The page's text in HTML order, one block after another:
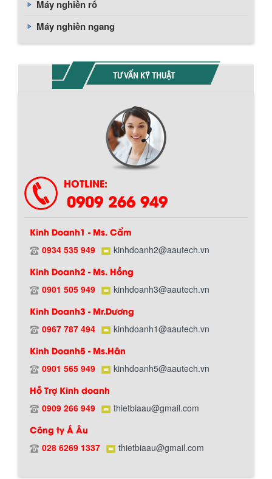
Máy nghiền rổ
Máy nghiền ngang
TƯ VẤN KỸ THUẬT
HOTLINE:
0909 266 949
Kinh Doanh1 - Ms. Cẩm
0934 535 949 kinhdoanh2@aautech.vn
Kinh Doanh2 - Ms. Hồng
0901 505 949 kinhdoanh3@aautech.vn
Kinh Doanh3 - Mr.Dương
0967 787 494 kinhdoanh1@aautech.vn
Kinh Doanh5 - Ms.Hân
0901 565 949 kinhdoanh5@aautech.vn
Hỗ Trợ Kinh doanh
0909 266 949 thietbiaau@gmail.com
Công ty Á Âu
028 6269 1337 thietbiaau@gmail.com
tạo gồm 2 lớp inox và được dùng để
làm giảm nhiệt độ của nguyên...